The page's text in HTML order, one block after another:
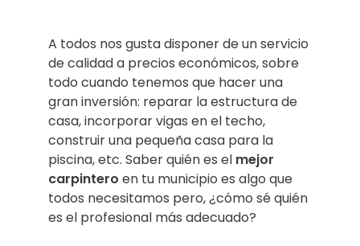
A todos nos gusta disponer de un servicio
de calidad a precios económicos, sobre
todo cuando tenemos que hacer una
gran inversión: reparar la estructura de
casa, incorporar vigas en el techo,
construir una pequeña casa para la
piscina, etc. Saber quién es el mejor
carpintero en tu municipio es algo que
todos necesitamos pero, ¿cómo sé quién
es el profesional más adecuado?